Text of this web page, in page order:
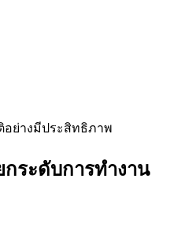
อย่างมีประสิทธิภาพ
กระดับการทำงาน